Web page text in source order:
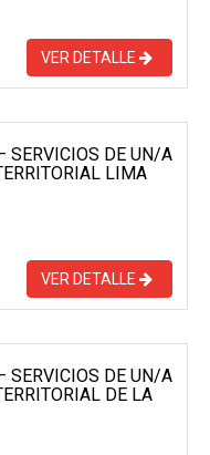
VER DETALLE
DE UN/A
LIMA
VER DETALLE
DE UN/A
DE LA